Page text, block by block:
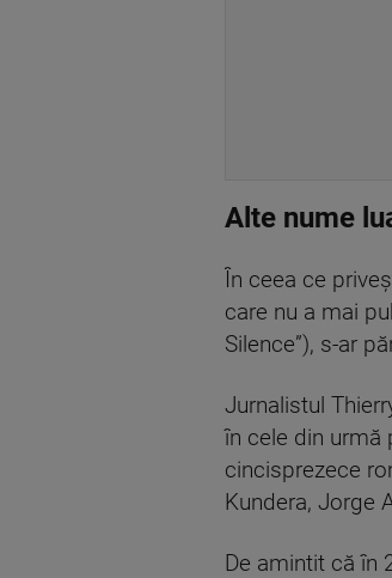
Alte nume
În ceea ce
care nu a mai
Silence”), s-ar
Jurnalistul
în cele din urmă
cincisprezece
Kundera, Jorge
De amintit că în